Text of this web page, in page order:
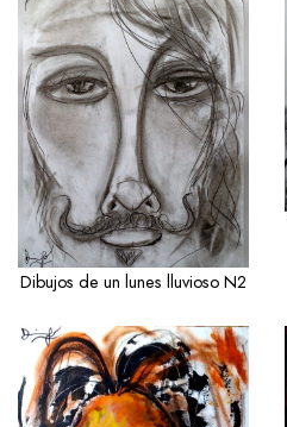
Dibujos de un lunes lluvioso N2